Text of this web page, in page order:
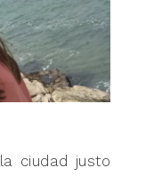
ciudad justo